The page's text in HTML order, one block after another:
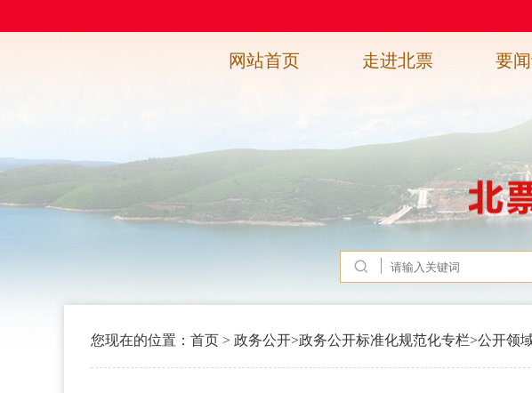
网站首页 走进北票 要
您现在的位置： 首页 > 政务公开>政务公开标准化规范化专栏>公开领